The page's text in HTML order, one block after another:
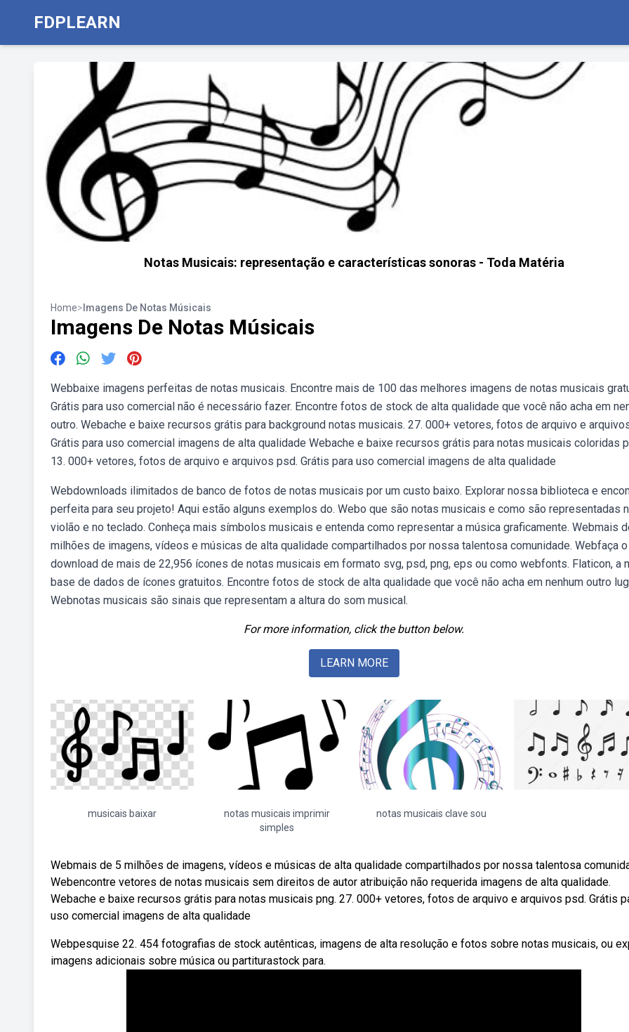
FDPLEARN
Notas Musicais: representação e características sonoras - Toda Matéria
Home> Imagens De Notas Músicais
Imagens De Notas Músicais
Webbaixe imagens perfeitas de notas musicais. Encontre mais de 100 das melhores imagens de notas musicais
Grátis para uso comercial não é necessário fazer. Encontre fotos de stock de alta qualidade que você não acha em
outro. Webache e baixe recursos grátis para background notas musicais. 27. 000+ vetores, fotos de arquivo e
Grátis para uso comercial imagens de alta qualidade Webache e baixe recursos grátis para notas musicais coloridas
13. 000+ vetores, fotos de arquivo e arquivos psd. Grátis para uso comercial imagens de alta qualidade
Webdownloads ilimitados de banco de fotos de notas musicais por um custo baixo. Explorar nossa biblioteca e
perfeita para seu projeto! Aqui estão alguns exemplos do. Webo que são notas musicais e como são representadas
violão e no teclado. Conheça mais símbolos musicais e entenda como representar a música graficamente. Webmais
milhões de imagens, vídeos e músicas de alta qualidade compartilhados por nossa talentosa comunidade. Webfaça o
download de mais de 22,956 ícones de notas musicais em formato svg, psd, png, eps ou como webfonts. Flaticon, a
base de dados de ícones gratuitos. Encontre fotos de stock de alta qualidade que você não acha em nenhum outro
Webnotas musicais são sinais que representam a altura do som musical.
For more information, click the button below.
LEARN MORE
musicais baixar
notas musicais imprimir
simples
notas musicais clave sou
Webmais de 5 milhões de imagens, vídeos e músicas de alta qualidade compartilhados por nossa talentosa
Webencontre vetores de notas musicais sem direitos de autor atribuição não requerida imagens de alta qualidade.
Webache e baixe recursos grátis para notas musicais png. 27. 000+ vetores, fotos de arquivo e arquivos psd. Grátis
uso comercial imagens de alta qualidade
Webpesquise 22. 454 fotografias de stock autênticas, imagens de alta resolução e fotos sobre notas musicais, ou
imagens adicionais sobre música ou partiturastock para.